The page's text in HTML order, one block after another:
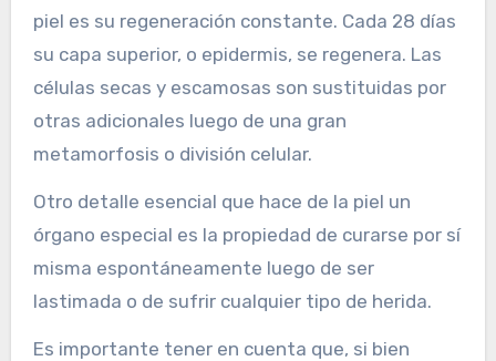
piel es su regeneración constante. Cada 28 días
su capa superior, o epidermis, se regenera. Las
células secas y escamosas son sustituidas por
otras adicionales luego de una gran
metamorfosis o división celular.
Otro detalle esencial que hace de la piel un
órgano especial es la propiedad de curarse por sí
misma espontáneamente luego de ser
lastimada o de sufrir cualquier tipo de herida.
Es importante tener en cuenta que, si bien